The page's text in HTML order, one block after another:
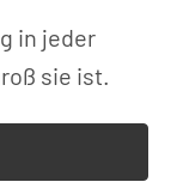
in jeder
sie ist.